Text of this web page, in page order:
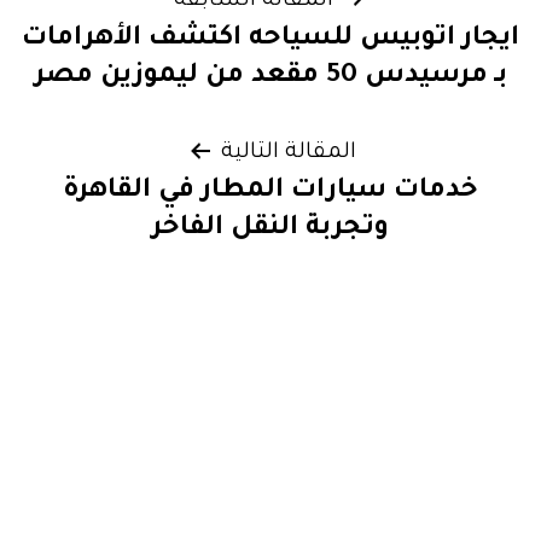
المقالات
ايجار اتوبيس للسياحه اكتشف الأهرامات
بـ مرسيدس 50 مقعد من ليموزين مصر
المقالة التالية
خدمات سيارات المطار في القاهرة
وتجربة النقل الفاخر